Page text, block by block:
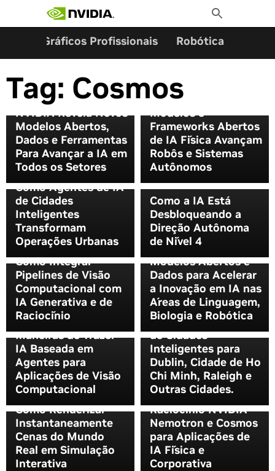
Toggle
Search
Gráficos Profissionais Robótica
Tag: Cosmos
NVIDIA Revela Novos
Modelos Abertos,
Dados e Ferramentas
Para Avançar a IA em
Todos os Setores
Modelos e
Frameworks Abertos
de IA Física Avançam
Robôs e Sistemas
Autônomos
Como Agentes de IA
de Cidades
Inteligentes
Transformam
Operações Urbanas
Como a IA Está
Desbloqueando a
Direção Autônoma
de Nível 4
Como Integrar
Pipelines de Visão
Computacional com
IA Generativa e de
Raciocínio
NVIDIA Lança
Modelos Abertos e
Dados para Acelerar
a Inovação em IA nas
Áreas de Linguagem,
Biologia e Robótica
Laboratório
Nemotron: 3
Maneiras de Trazer
IA Baseada em
Agentes para
Aplicações de Visão
Computacional
Parceiros da NVIDIA
Levam IA Física e
Novas Tecnologias
de Cidades
Inteligentes para
Dublin, Cidade de Ho
Chi Minh, Raleigh e
Outras Cidades.
Como Renderizar
Instantaneamente
Cenas do Mundo
Real em Simulação
Interativa
CrowdStrike, Uber e
Zoom Entre os
Pioneiros do Setor
na Criação de
Agentes Mais
Inteligentes com os
Modelos de
Raciocínio NVIDIA
Nemotron e Cosmos
para Aplicações de
IA Física e
Corporativa